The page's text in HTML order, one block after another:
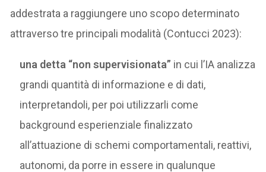
addestrata a raggiungere uno scopo determinato
attraverso tre principali modalità (Contucci 2023):
una detta “non supervisionata” in cui l’IA analizza
grandi quantità di informazione e di dati,
interpretandoli, per poi utilizzarli come
background esperienziale finalizzato
all’attuazione di schemi comportamentali, reattivi,
autonomi, da porre in essere in qualunque